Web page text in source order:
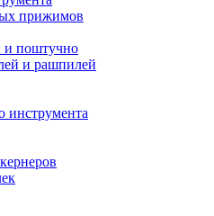
прижимов
и поштучно
и рашпилей
инструмента